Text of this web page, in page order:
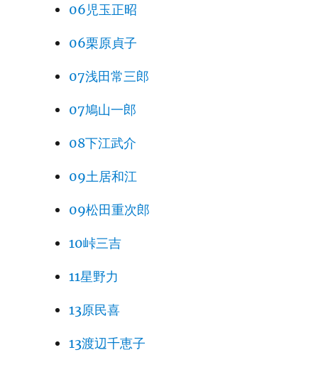
06児玉正昭
06栗原貞子
07浅田常三郎
07鳩山一郎
08下江武介
09土居和江
09松田重次郎
10峠三吉
11星野力
13原民喜
13渡辺千恵子